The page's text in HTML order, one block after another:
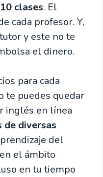
clases. El
cada profesor. Y,
y este no te
el dinero.
para cada
te puedes quedar
inglés en línea
de diversas
del
el ámbito
en tu tiempo